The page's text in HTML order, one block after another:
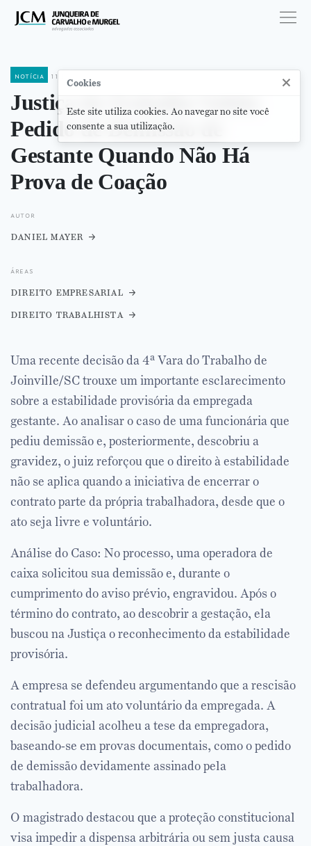
notícia 11 de setembro de 2025
Justiça do Trabalho Valida
Pedido de Demissão de
Gestante Quando Não Há
Prova de Coação
autor
daniel mayer
áreas
direito empresarial
direito trabalhista
Uma recente decisão da 4ª Vara do Trabalho de
Joinville/SC trouxe um importante esclarecimento
sobre a estabilidade provisória da empregada
gestante. Ao analisar o caso de uma funcionária que
pediu demissão e, posteriormente, descobriu a
gravidez, o juiz reforçou que o direito à estabilidade
não se aplica quando a iniciativa de encerrar o
contrato parte da própria trabalhadora, desde que o
ato seja livre e voluntário.
Análise do Caso: No processo, uma operadora de
caixa solicitou sua demissão e, durante o
cumprimento do aviso prévio, engravidou. Após o
término do contrato, ao descobrir a gestação, ela
buscou na Justiça o reconhecimento da estabilidade
provisória.
A empresa se defendeu argumentando que a rescisão
contratual foi um ato voluntário da empregada. A
decisão judicial acolheu a tese da empregadora,
baseando-se em provas documentais, como o pedido
de demissão devidamente assinado pela
trabalhadora.
O magistrado destacou que a proteção constitucional
visa impedir a dispensa arbitrária ou sem justa causa
Cookies ×
Este site utiliza cookies. Ao navegar no site você
consente a sua utilização.